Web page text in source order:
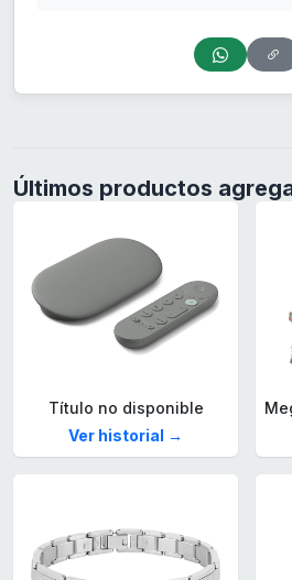
Últimos productos
Título no disponible
Ver historial →